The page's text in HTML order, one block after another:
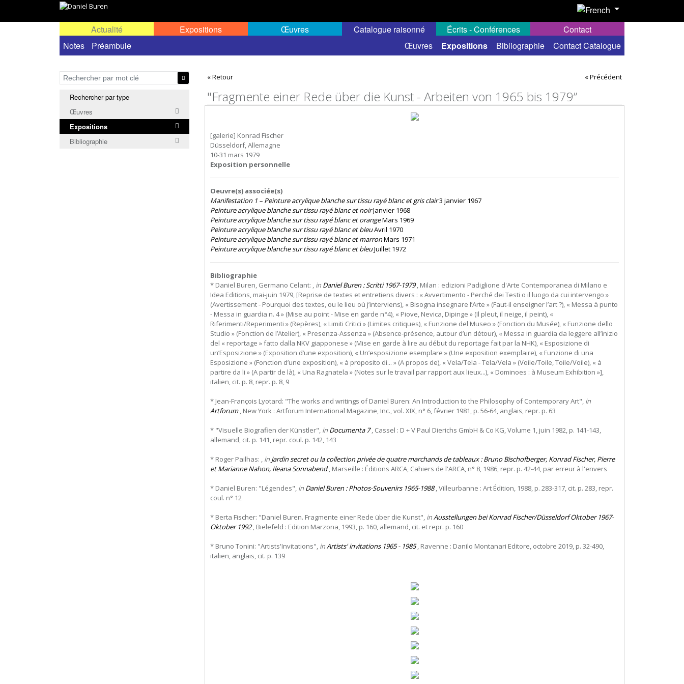
Actualité
Expositions
Toutes les expositions
Œuvres
Catalogue raisonné
Notes
Préambule Œuvres Expositions Bibliographie Contact Catalogue
Écrits - Conférences Contact
Rechercher par type
Œuvres
Expositions
Bibliographie
« Retour « Précédent
"Fragmente einer Rede über die Kunst - Arbeiten von 1965 bis 1979”
[galerie] Konrad Fischer
Düsseldorf, Allemagne
10-31 mars 1979
Exposition personnelle
Oeuvre(s) associée(s)
Manifestation 1 – Peinture acrylique blanche sur tissu rayé blanc et gris clair3 janvier 1967
Peinture acrylique blanche sur tissu rayé blanc et noirJanvier 1968
Peinture acrylique blanche sur tissu rayé blanc et orangeMars 1969
Peinture acrylique blanche sur tissu rayé blanc et bleuAvril 1970
Peinture acrylique blanche sur tissu rayé blanc et marronMars 1971
Peinture acrylique blanche sur tissu rayé blanc et bleuJuillet 1972
Bibliographie
* Daniel Buren, Germano Celant: , in Daniel Buren : Scritti 1967-1979, Milan : edizioni Padiglione d'Arte Contemporanea di Milano e
Idea Editions, mai-juin 1979, [Reprise de textes et entretiens divers : « Avvertimento - Perché dei Testi o il luogo da cui intervengo »
(Avertissement - Pourquoi des textes, ou le lieu où j’interviens), « Bisogna insegnare l’Arte » (Faut-il enseigner l’art ?), « Messa à punto
- Messa in guardia n. 4 » (Mise au point - Mise en garde n°4), « Piove, Nevica, Dipinge » (Il pleut, il neige, il peint), «
Riferimenti/Reperimenti » (Repères), « Limiti Critici » (Limites critiques), « Funzione del Museo » (Fonction du Musée), « Funzione dello
Studio » (Fonction de l’Atelier), « Presenza-Assenza » (Absence-présence, autour d’un détour), « Messa in guardia da leggere all’inizio
del « reportage » fatto dalla NKV giapponese » (Mise en garde à lire au début du reportage fait par la NHK), « Esposizione di
un’Esposizione » (Exposition d’une exposition), « Un’esposizione esemplare » (Une exposition exemplaire), « Funzione di una
Esposizione » (Fonction d’une exposition), « à proposito di... » (A propos de), « Vela/Tela - Tela/Vela » (Voile/Toile, Toile/Voile), « à
partire da li » (A partir de là), « Una Ragnatela » (Notes sur le travail par rapport aux lieux...), « Dominoes : à Museum Exhibition »],
italien, cit. p. 8, repr. p. 8, 9
* Jean-François Lyotard: "The works and writings of Daniel Buren: An Introduction to the Philosophy of Contemporary Art", in
Artforum, New York : Artforum International Magazine, Inc., vol. XIX, n° 6, février 1981, p. 56-64, anglais, repr. p. 63
* "Visuelle Biografien der Künstler", in Documenta 7, Cassel : D + V Paul Dierichs GmbH & Co KG, Volume 1, juin 1982, p. 141-143,
allemand, cit. p. 141, repr. coul. p. 142, 143
* Roger Pailhas: , in Jardin secret ou la collection privée de quatre marchands de tableaux : Bruno Bischofberger, Konrad Fischer, Pierre
et Marianne Nahon, Ileana Sonnabend, Marseille : Éditions ARCA, Cahiers de l'ARCA, n° 8, 1986, repr. p. 42-44, par erreur à l'envers
* Daniel Buren: "Légendes", in Daniel Buren : Photos-Souvenirs 1965-1988, Villeurbanne : Art Édition, 1988, p. 283-317, cit. p. 283, repr.
coul. n° 12
* Berta Fischer: "Daniel Buren. Fragmente einer Rede über die Kunst", inAusstellungen bei Konrad Fischer/Düsseldorf Oktober 1967-
Oktober 1992, Bielefeld : Edition Marzona, 1993, p. 160, allemand, cit. et repr. p. 160
* Bruno Tonini: "Artists'Invitations", inArtists' invitations 1965 - 1985, Ravenne : Danilo Montanari Editore, octobre 2019, p. 32-490,
italien, anglais, cit. p. 139